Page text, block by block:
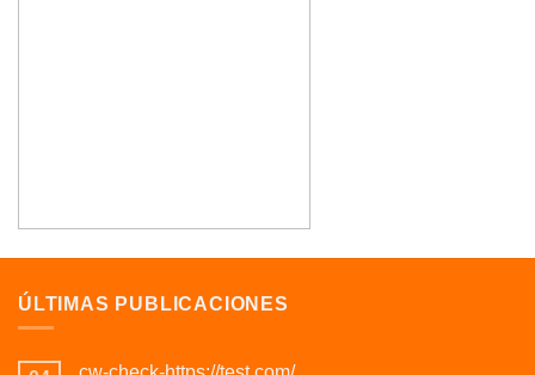
ÚLTIMAS PUBLICACIONES